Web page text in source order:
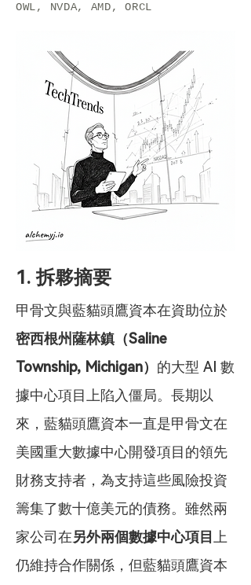
OWL, NVDA, AMD, ORCL
1. 拆夥摘要
甲骨文與藍貓頭鷹資本在資助位於
密西根州薩林鎮（Saline
Township, Michigan） 的大型 AI 數
據中心項目上陷入僵局。長期以
來，藍貓頭鷹資本一直是甲骨文在
美國重大數據中心開發項目的領先
財務支持者，為支持這些風險投資
籌集了數十億美元的債務。雖然兩
家公司在另外兩個數據中心項目
上
仍維持合作關係，但藍貓頭鷹資本